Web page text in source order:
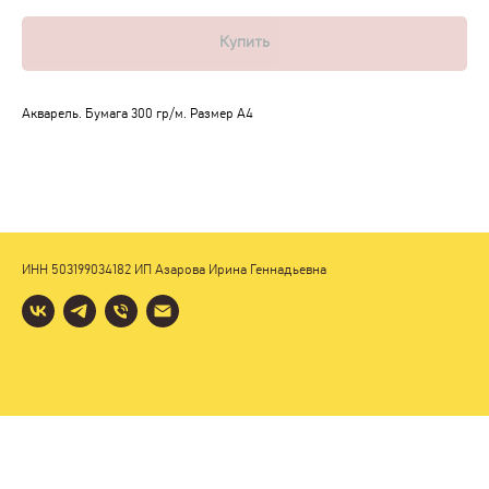
Купить
Акварель. Бумага 300 гр/м. Размер А4
ИНН 503199034182 ИП Азарова Ирина Геннадьевна